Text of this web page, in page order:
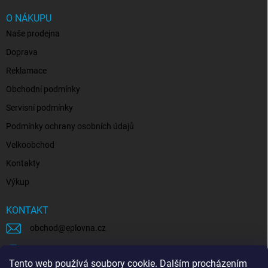
Tento web používá soubory cookie. Dalším procházením
O NÁKUPU
Naše prodejna
Doprava
Reklamace
Obchodní podmínky
Servisní podmínky
Podmínky ochrany osobních údajů
Velkoobchod
Kontakty
Výkup
KONTAKT
obchod @eplovna.cz